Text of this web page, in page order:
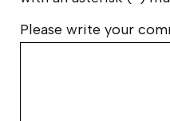
Please write your